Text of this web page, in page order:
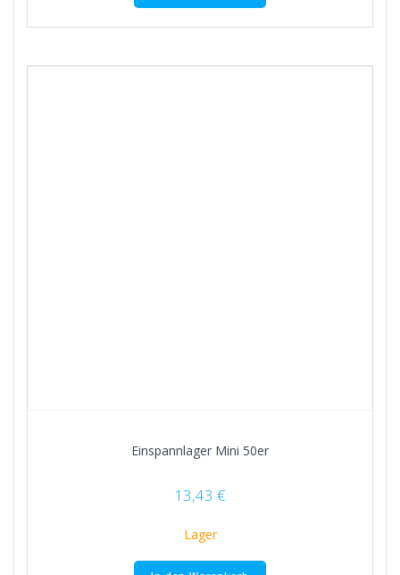
Einspannlager Mini 50er
13,43 €
Lager